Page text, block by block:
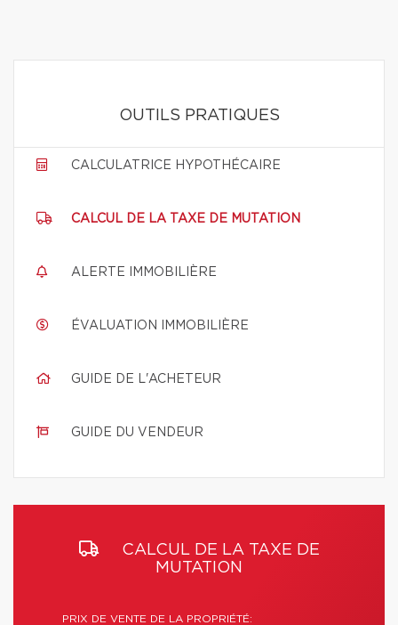
OUTILS PRATIQUES
CALCULATRICE HYPOTHÉCAIRE
CALCUL DE LA TAXE DE MUTATION
ALERTE IMMOBILIÈRE
ÉVALUATION IMMOBILIÈRE
GUIDE DE L'ACHETEUR
GUIDE DU VENDEUR
CALCUL DE LA TAXE DE
MUTATION
PRIX DE VENTE DE LA PROPRIÉTÉ: